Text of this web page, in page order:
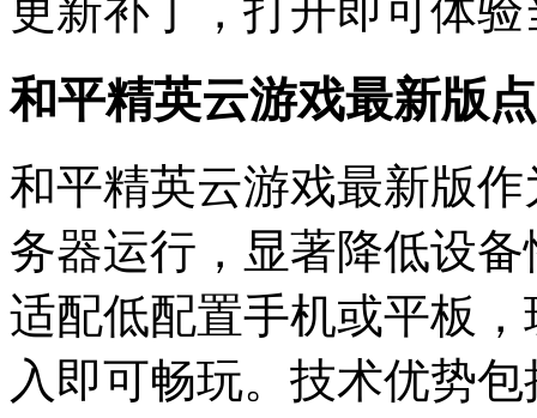
更新补丁，打开即可体
和平精英云游戏最新版
和平精英云游戏最新版
务器运行，显著降低设
适配低配置手机或平板
入即可畅玩。技术优势